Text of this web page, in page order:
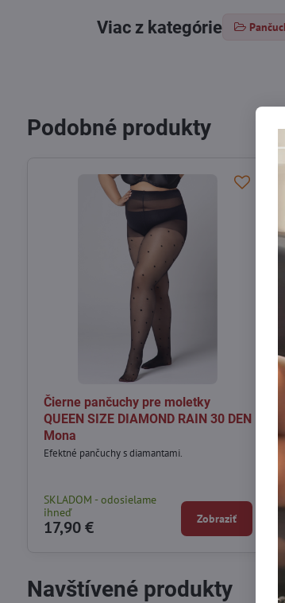
Viac z kategórie
Podobné produkty
Čierne pančuchy pre moletky
QUEEN SIZE DIAMOND RAIN 30 DEN
Mona
Efektné pančuchy s diamantami.
SKLADOM - odosielame
ihneď
17,90 € Zobraziť
Navštívené produkty